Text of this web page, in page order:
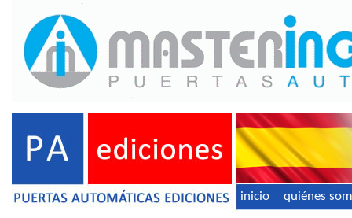
inicio quiénes